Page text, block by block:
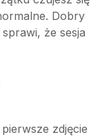
Dobry
że sesja
zdjęcie